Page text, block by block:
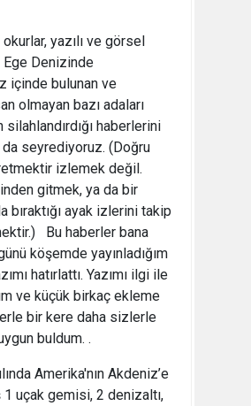
yazılı ve görsel
Ege Denizinde
içinde bulunan ve
olmayan bazı adaları
silahlandırdığı haberlerini
seyrediyoruz. (Doğru
izlemek değil.
gitmek, ya da bir
bıraktığı ayak izlerini takip
Bu haberler bana
köşemde yayınladığım
hatırlattı. Yazımı ilgi ile
ve küçük birkaç ekleme
bir kere daha sizlerle
buldum. .
Amerika'nın Akdeniz’e
1 uçak gemisi, 2 denizaltı,